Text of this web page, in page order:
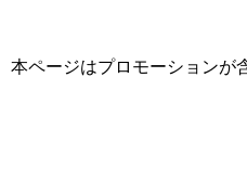
本ページはプロモーションが